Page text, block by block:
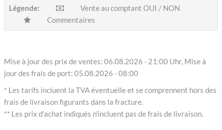
Légende:
Vente au comptant OUI / NON
Commentaires
Mise à jour des prix de ventes: 06.08.2026 - 21:00 Uhr, Mise à
jour des frais de port: 05.08.2026 - 08:00
* Les tarifs incluent la TVA éventuelle et se comprennent hors des
frais de livraison figurants dans la fracture.
** Les prix d'achat indiqués n'incluent pas de frais de livraison.